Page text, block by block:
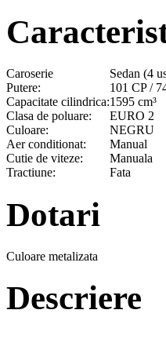
Caroserie
Sedan (4
Putere:
101 CP /
Capacitate cilindrica:1595 cm³
Clasa de poluare:
EURO 2
Culoare:
NEGRU
Aer conditionat:
Manual
Cutie de viteze:
Manuala
Tractiune:
Fata
Dotari
Culoare metalizata
Descriere